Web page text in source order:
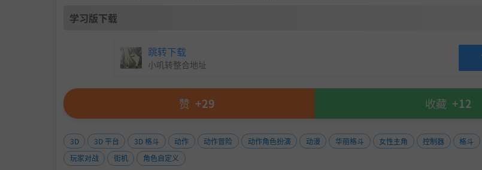
学习版下载
跳转下载
小叽转整合地址
赞 +29 收藏 +12
3D 3D 平台 3D 格斗 动作 动作冒险 动作角色扮演 动漫 华丽格斗 女性主角 控制器 格斗
玩家对战
街机 角色自定义